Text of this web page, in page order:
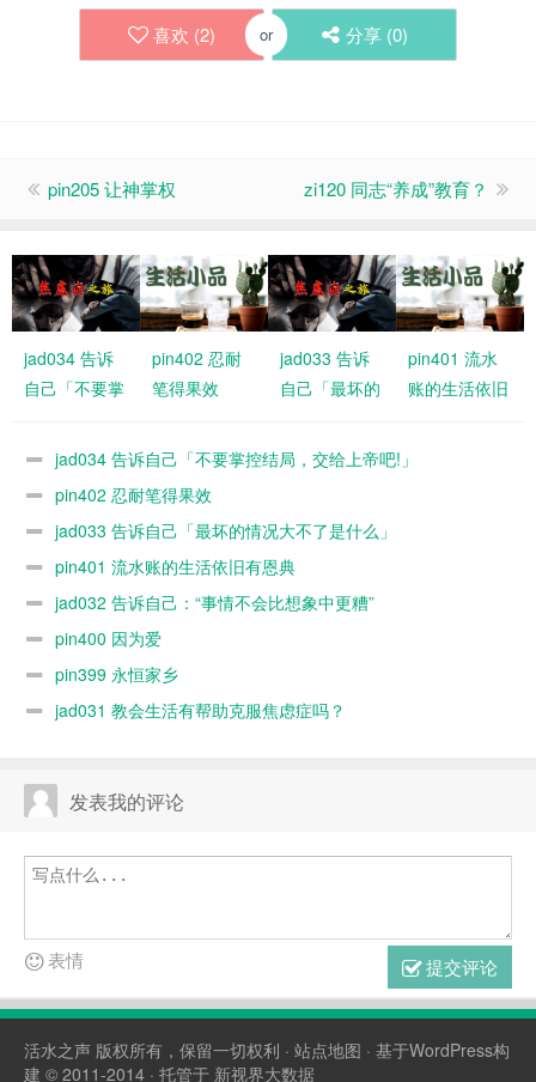
喜欢 (2) or 分享 (0)
pin205 让神掌权 zi120 同志“养成”教育？
jad034 告诉
自己「不要掌
上帝吧!」
pin402 忍耐
笔得果效
jad033 告诉
自己「最坏的
什么」
pin401 流水
账的生活依旧
jad034 告诉自己「不要掌控结局，交给上帝吧!」
pin402 忍耐笔得果效
jad033 告诉自己「最坏的情况大不了是什么」
pin401 流水账的生活依旧有恩典
jad032 告诉自己：“事情不会比想象中更糟”
pin400 因为爱
pin399 永恒家乡
jad031 教会生活有帮助克服焦虑症吗？
发表我的评论
提交评论
表情
活水之声 版权所有，保留一切权利 · 站点地图 · 基于WordPress构
建 © 2011-2014 · 托管于 新视界大数据